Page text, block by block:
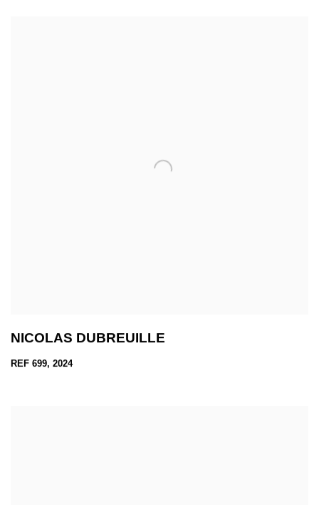
NICOLAS DUBREUILLE
REF 699, 2024